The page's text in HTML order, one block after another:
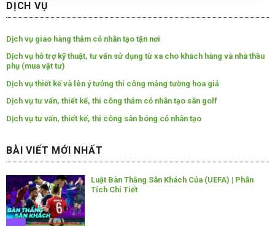
DỊCH VỤ
Dịch vụ giao hàng thảm cỏ nhân tạo tận nơi
Dịch vụ hỗ trợ kỹ thuật, tư vấn sử dụng từ xa cho khách hàng và nhà thầu
phụ (mua vật tư)
Dịch vụ thiết kế và lên ý tưởng thi công mảng tường hoa giả
Dịch vụ tư vấn, thiết kế, thi công thảm cỏ nhân tạo sân golf
Dịch vụ tư vấn, thiết kế, thi công sân bóng cỏ nhân tạo
BÀI VIẾT MỚI NHẤT
Luật Bàn Thắng Sân Khách Của (UEFA) | Phân
Tích Chi Tiết